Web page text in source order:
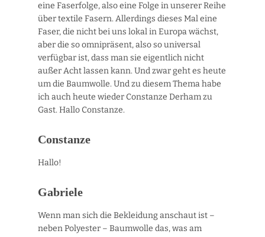
eine Faserfolge, also eine Folge in unserer Reihe
über textile Fasern. Allerdings dieses Mal eine
Faser, die nicht bei uns lokal in Europa wächst,
aber die so omnipräsent, also so universal
verfügbar ist, dass man sie eigentlich nicht
außer Acht lassen kann. Und zwar geht es heute
um die Baumwolle. Und zu diesem Thema habe
ich auch heute wieder Constanze Derham zu
Gast. Hallo Constanze.
Constanze
Hallo!
Gabriele
Wenn man sich die Bekleidung anschaut ist –
neben Polyester – Baumwolle das, was am